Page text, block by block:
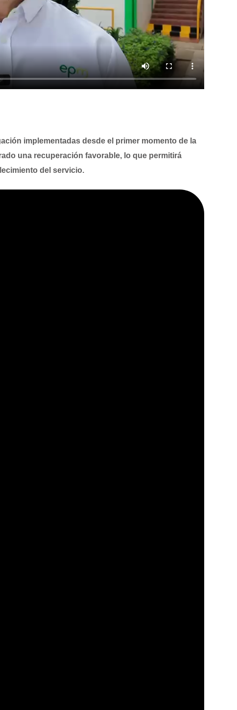
implementadas desde el primer momento de la
una recuperación favorable, lo que permitirá
del servicio.